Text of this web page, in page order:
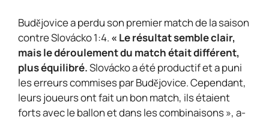
Budějovice a perdu son premier match de la saison
contre Slovácko 1:4. « Le résultat semble clair,
mais le déroulement du match était différent,
plus équilibré.Slovácko a été productif et a puni
les erreurs commises par Budějovice. Cependant,
leurs joueurs ont fait un bon match, ils étaient
forts avec le ballon et dans les combinaisons », a-